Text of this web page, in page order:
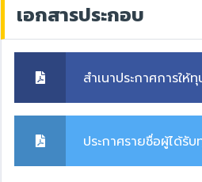
เอกสารประกอบ
สำเนาประกาศการให้ทุ
ประกาศรายชื่อผู้ได้รับ